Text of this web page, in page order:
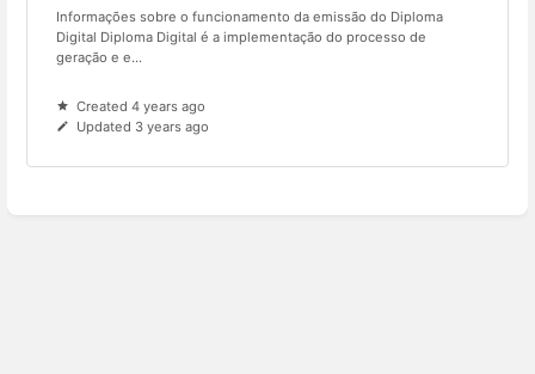
Informações sobre o funcionamento da emissão do Diploma
Digital Diploma Digital é a implementação do processo de
geração e e...
Created 4 years ago
Updated 3 years ago